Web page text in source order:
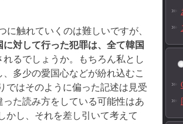
触れていくのは難しいですが、
対して行った犯罪は、全て韓国
れるでしょうか。もちろん私とし
多少の愛国心などが紛れ込むこ
ではそのように偏った記述は見受
た読み方をしている可能性はあ
かし、それを差し引いて考えて